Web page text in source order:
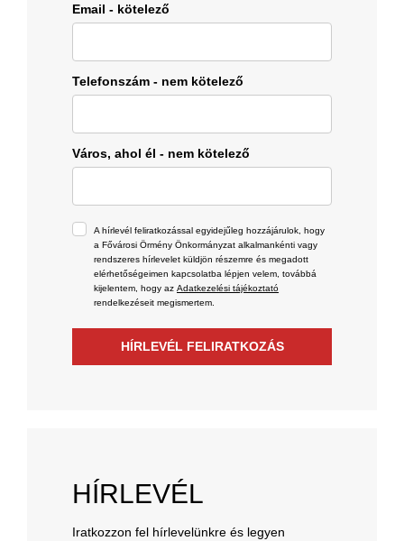
Email - kötelező
Telefonszám - nem kötelező
Város, ahol él - nem kötelező
A hírlevél feliratkozással egyidejűleg hozzájárulok, hogy
a Fővárosi Örmény Önkormányzat alkalmankénti vagy
rendszeres hírlevelet küldjön részemre és megadott
elérhetőségeimen kapcsolatba lépjen velem, továbbá
kijelentem, hogy az Adatkezelési tájékoztató
rendelkezéseit megismertem.
HÍRLEVÉL FELIRATKOZÁS
HÍRLEVÉL
Iratkozzon fel hírlevelünkre és legyen